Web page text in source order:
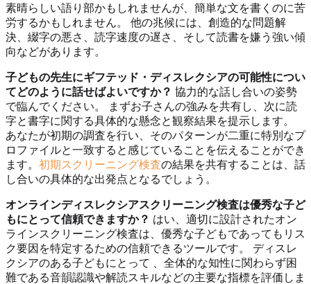
素晴らしい語り部かもしれませんが、簡単な文を書くのに苦
労するかもしれません。 他の兆候には、創造的な問題解
決、綴字の悪さ、読字速度の遅さ、そして読書を嫌う強い傾
向などがあります。
子どもの先生にギフテッド・ディスレクシアの可能性につい
てどのように話せばよいですか？ 協力的な話し合いの姿勢
で臨んでください。 まずお子さんの強みを共有し、次に読
字と書字に関する具体的な懸念と観察結果を提示します。
あなたが初期の調査を行い、そのパターンが二重に特別なプ
ロファイルと一致すると感じていることを伝えることができ
ます。 初期スクリーニング検査の結果を共有することは、話
し合いの具体的な出発点となるでしょう。
オンラインディスレクシアスクリーニング検査は優秀な子ど
もにとって信頼できますか？ はい、適切に設計されたオン
ラインスクリーニング検査は、優秀な子どもであってもリス
ク要因を特定するための信頼できるツールです。 ディスレ
クシアのある子どもにとって 、全体的な知性に関わらず困
難である音韻認識や解読スキルなどの主要な指標を評価しま